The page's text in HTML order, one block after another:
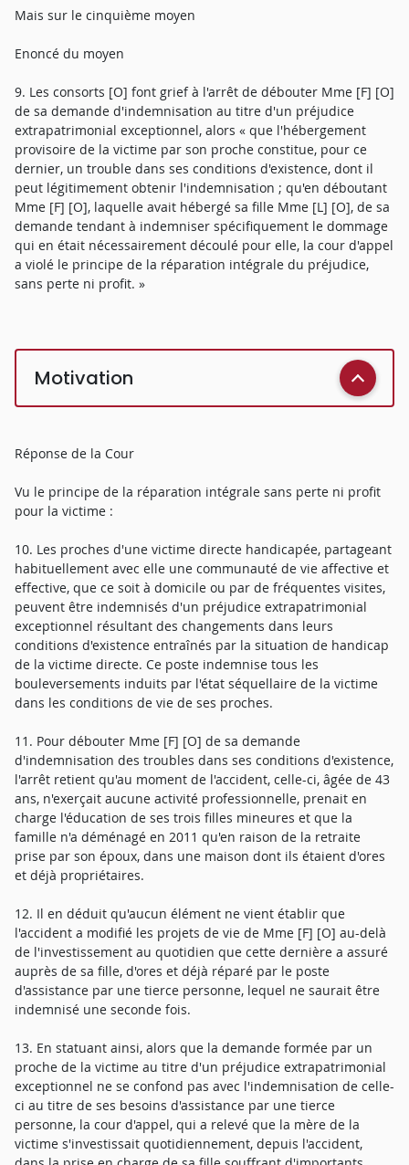
Mais sur le cinquième moyen
Enoncé du moyen
9. Les consorts [O] font grief à l'arrêt de débouter Mme [F] [O]
de sa demande d'indemnisation au titre d'un préjudice
extrapatrimonial exceptionnel, alors « que l'hébergement
provisoire de la victime par son proche constitue, pour ce
dernier, un trouble dans ses conditions d'existence, dont il
peut légitimement obtenir l'indemnisation ; qu'en déboutant
Mme [F] [O], laquelle avait hébergé sa fille Mme [L] [O], de sa
demande tendant à indemniser spécifiquement le dommage
qui en était nécessairement découlé pour elle, la cour d'appel
a violé le principe de la réparation intégrale du préjudice,
sans perte ni profit. »
Motivation
Réponse de la Cour
Vu le principe de la réparation intégrale sans perte ni profit
pour la victime :
10. Les proches d'une victime directe handicapée, partageant
habituellement avec elle une communauté de vie affective et
effective, que ce soit à domicile ou par de fréquentes visites,
peuvent être indemnisés d'un préjudice extrapatrimonial
exceptionnel résultant des changements dans leurs
conditions d'existence entraînés par la situation de handicap
de la victime directe. Ce poste indemnise tous les
bouleversements induits par l'état séquellaire de la victime
dans les conditions de vie de ses proches.
11. Pour débouter Mme [F] [O] de sa demande
d'indemnisation des troubles dans ses conditions d'existence,
l'arrêt retient qu'au moment de l'accident, celle-ci, âgée de 43
ans, n'exerçait aucune activité professionnelle, prenait en
charge l'éducation de ses trois filles mineures et que la
famille n'a déménagé en 2011 qu'en raison de la retraite
prise par son époux, dans une maison dont ils étaient d'ores
et déjà propriétaires.
12. Il en déduit qu'aucun élément ne vient établir que
l'accident a modifié les projets de vie de Mme [F] [O] au-delà
de l'investissement au quotidien que cette dernière a assuré
auprès de sa fille, d'ores et déjà réparé par le poste
d'assistance par une tierce personne, lequel ne saurait être
indemnisé une seconde fois.
13. En statuant ainsi, alors que la demande formée par un
proche de la victime au titre d'un préjudice extrapatrimonial
exceptionnel ne se confond pas avec l'indemnisation de celle-
ci au titre de ses besoins d'assistance par une tierce
personne, la cour d'appel, qui a relevé que la mère de la
victime s'investissait quotidiennement, depuis l'accident,